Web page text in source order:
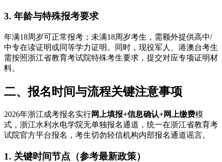
3. 年龄与特殊报考要求
年满18周岁可正常报考；未满18周岁考生，需额外提供高中/
中专在读证明或同等学力证明。同时，现役军人、港澳台考生
需按照浙江省教育考试院特殊考生要求，提交对应专项证明材
料。
二、报名时间与流程关键注意事项
2026年浙江成考报名实行网上填报+信息确认+网上缴费模
式，浙江水利水电学院无单独报名通道，统一在浙江省教育考
试院官方平台报名，考生切勿轻信机构内部报名通道谣言。
1. 关键时间节点（参考最新政策）